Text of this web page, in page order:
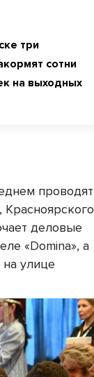
три
сотни
на выходных
проводят
деловые
«Domina», а
улице